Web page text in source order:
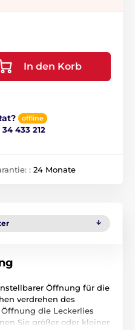
In den Korb
offline
34 433 212
: 24 Monate
Öffnung für die
verdrehen des
die Leckerlies
Sie größer oder kleiner